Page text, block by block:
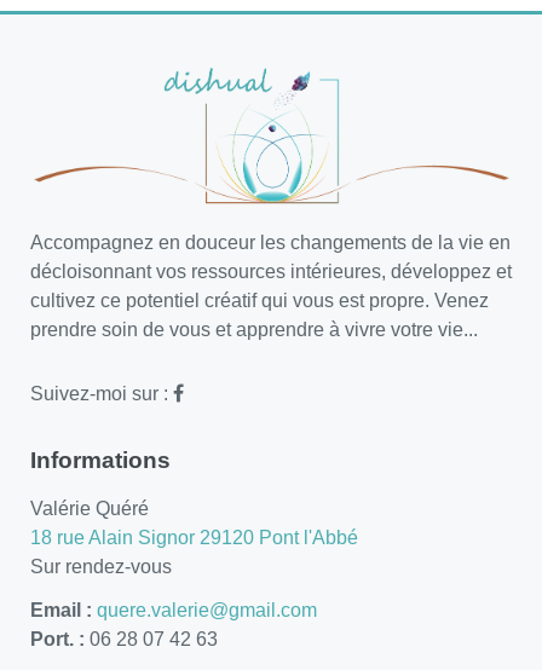
Accompagnez en douceur les changements de la vie en
décloisonnant vos ressources intérieures, développez et
cultivez ce potentiel créatif qui vous est propre. Venez
prendre soin de vous et apprendre à vivre votre vie...
Suivez-moi sur :
Informations
Valérie Quéré
18 rue Alain Signor 29120 Pont l'Abbé
Sur rendez-vous
Email : quere.valerie@gmail.com
Port. : 06 28 07 42 63